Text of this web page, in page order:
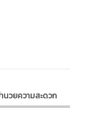
นวยความสะดวก